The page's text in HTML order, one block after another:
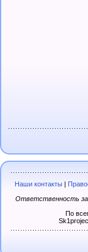
Наши контакты|
Ответственность за
По